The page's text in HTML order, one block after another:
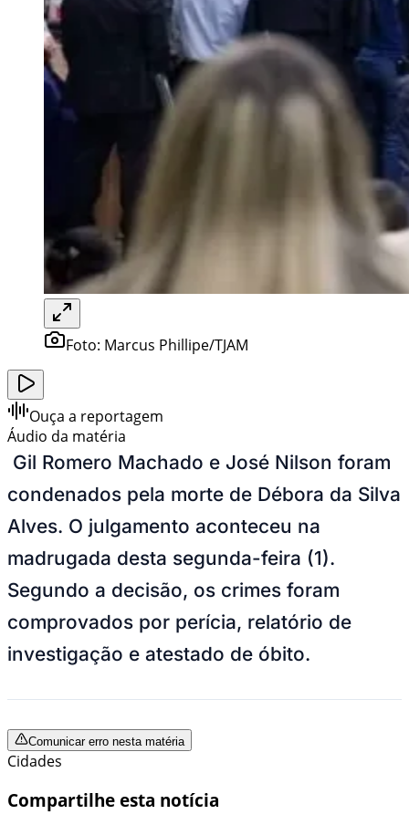
Foto: Marcus Phillipe/TJAM
Ouça a reportagem
Áudio da matéria
Gil Romero Machado e José Nilson foram
condenados pela morte de Débora da Silva
Alves. O julgamento aconteceu na
madrugada desta segunda-feira (1).
Segundo a decisão, os crimes foram
comprovados por perícia, relatório de
investigação e atestado de óbito.
Comunicar erro nesta matéria
Cidades
Compartilhe esta notícia